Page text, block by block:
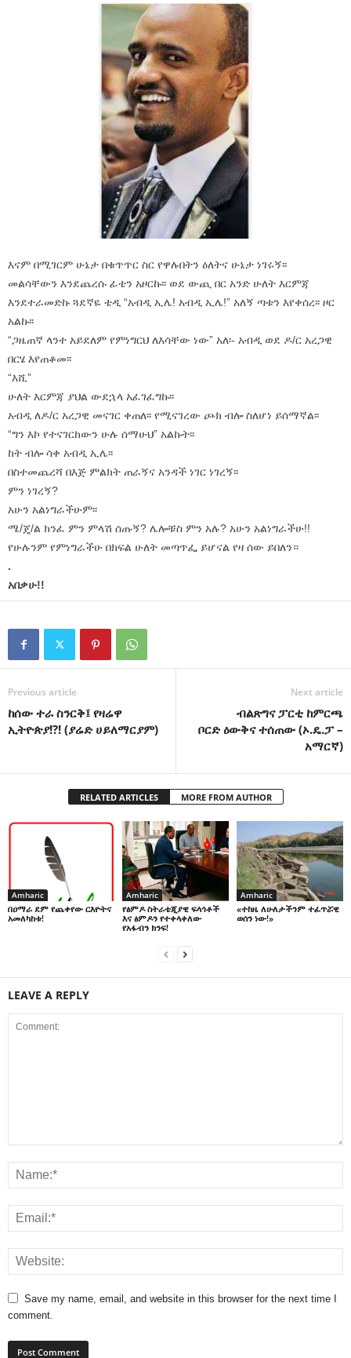
እናም በሚገርም ሁኔታ በቁጥጥር ስር የዋሉበትን ዕለትና ሁኔታ ነገሩኝ፡፡
መልሳቸውን እንደጨረሱ ፊቴን አዞርኩ፡፡ ወደ ውጪ በር አንድ ሁለት እርምጃ
እንደተራመድኩ ጓደኛዬ ቴዲ “አብዲ ኢሌ! አብዲ ኢሌ!” አለኝ ጣቱን እየቀሰረ፡፡ ዞር
አልኩ፡፡
“ጋዜጠኛ ላንተ አይደለም የምነግርህ ለእሳቸው ነው” አለ፡- አብዲ ወደ ዶ/ር አረጋዊ
በርሄ እየጠቆመ፡፡
“እሺ”
ሁለት እርምጃ ያህል ውደኋላ አፈገፈግኩ፡፡
አብዲ ለዶ/ር አረጋዊ መናገር ቀጠለ፡፡ የሚናገረው ጮክ ብሎ ስለሆነ ይሰማኛል፡፡
“ግን እኮ የተናገርከውን ሁሉ ሰማሁህ” አልኩት፡፡
ከት ብሎ ሳቀ አብዲ ኢሌ፡፡
በስተመጨረሻ በእጅ ምልክት ጠራኝና አንዳች ነገር ነገረኝ፡፡
ምን ነገረኝ?
አሁን አልነግራችሁም፡፡
ሜ/ጄ/ል ክንፈ ምን ምላሽ ሰጡኝ? ሌሎቹስ ምን አሉ? አሁን አልነግራችሁ!!
የሁሉንም የምነግራችሁ በክፍል ሁለት መጣጥፌ ይሆናል የዛ ሰው ይበለን።
.
አበቃሁ!!
Previous article
ከሰው ተራ ስንርቅ፤ የዛሬዋ
ኢትዮጵያ!?! (ያሬድ ሀይለማርያም)
Next article
ብልጽግና ፓርቲ ከምርጫ
ቦርድ ዕውቅና ተሰጠው (ኦ.ዴ.ፓ –
አማርኛ)
RELATED ARTICLES MORE FROM AUTHOR
Amharic
በዐማራ ደም የጨቀየው ርእዮትና
አመለካከቱ!
Amharic
የፅምዶ ስትራቴጂያዊ ፍላጎቶች
እና ፅምዶን የተቀላቀለው
የአፋብን ክንፍ!
Amharic
«ተከዜ ለሁለታችንም ተፈጥሯዊ
ወሰን ነው!»
LEAVE A REPLY
Save my name, email, and website in this browser for the next time I
comment.